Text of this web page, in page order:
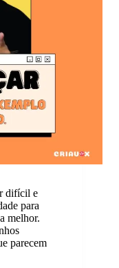
difícil e
para
melhor.
parecem